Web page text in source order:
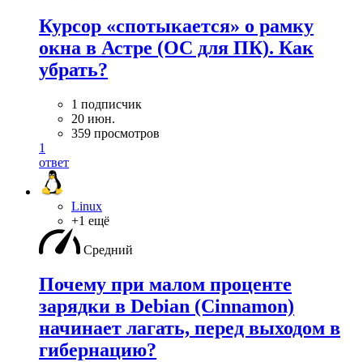
Курсор «спотыкается» о рамку
окна в Астре (ОС для ПК). Как
убрать?
1 подписчик
20 июн.
359 просмотров
1
ответ
Linux
+1 ещё
Средний
Почему при малом проценте
зарядки в Debian (Cinnamon)
начинает лагать, перед выходом в
гибернацию?